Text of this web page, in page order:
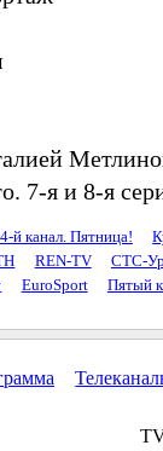
7-я и 8-я
4-й канал. Пятница!
REN-TV
СТС-
EuroSport Пятый